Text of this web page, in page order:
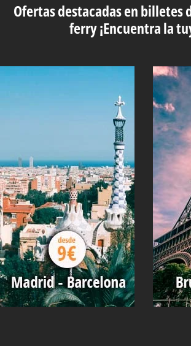
Ofertas destacadas en billetes
ferry ¡Encuentra la